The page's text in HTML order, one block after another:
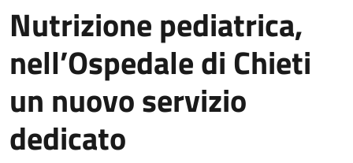
Nutrizione pediatrica,
nell’Ospedale di Chieti
un nuovo servizio
dedicato